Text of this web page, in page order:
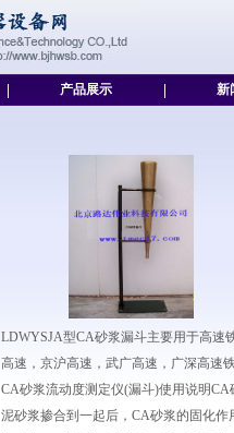
产品展示 新
LDWYSJA型CA砂浆漏斗主要用于高速
高速，京沪高速，武广高速，广深高速
CA砂浆流动度测定仪(漏斗)使用说明
泥砂浆掺合到一起后，CA砂浆的固化